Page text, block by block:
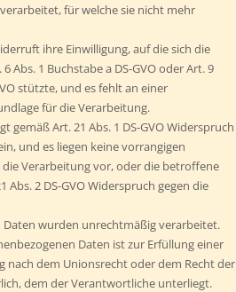
für welche sie nicht mehr
ihre Einwilligung, auf die sich die
Abs. 1 Buchstabe a DS-GVO oder Art. 9
stützte, und es fehlt an einer
für die Verarbeitung.
gemäß Art. 21 Abs. 1 DS-GVO Widerspruch
und es liegen keine vorrangigen
Verarbeitung vor, oder die betroffene
Abs. 2 DS-GVO Widerspruch gegen die
Daten wurden unrechtmäßig verarbeitet.
Daten ist zur Erfüllung einer
nach dem Unionsrecht oder dem Recht der
dem der Verantwortliche unterliegt.